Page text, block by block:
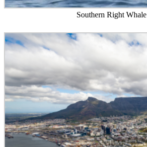
Southern Right Whale